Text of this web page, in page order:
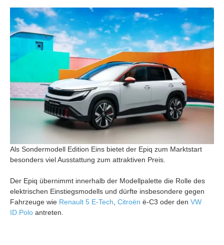
Als Sondermodell Edition Eins bietet der Epiq zum Marktstart
besonders viel Ausstattung zum attraktiven Preis.
Der Epiq übernimmt innerhalb der Modellpalette die Rolle des
elektrischen Einstiegsmodells und dürfte insbesondere gegen
Fahrzeuge wie Renault 5 E-Tech, Citroën ë-C3 oder den VW
ID.Polo antreten.